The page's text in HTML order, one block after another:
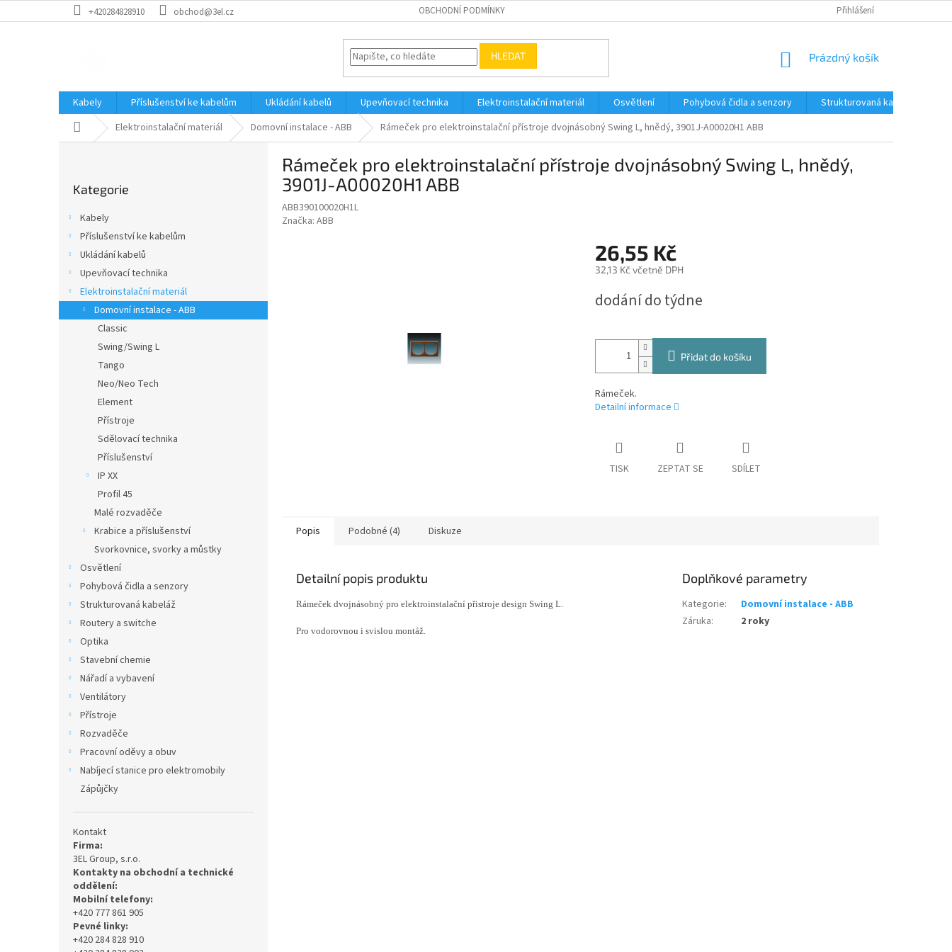
na
+420284828910 obchod@3el.cz OBCHODNÍ PODMÍNKY Přihlášení
HLEDAT
NÁKUPNÍ
Prázdný košík
Kabely Příslušenství ke kabelům Ukládání kabelů Upevňovací technika Elektroinstalační materiál Osvětlení Pohybová čidla a senzory Strukturovaná kabeláž
Domů Elektroinstalační materiál Domovní instalace - ABB Rámeček pro elektroinstalační přístroje dvojnásobný Swing L, hnědý, 3901J-A00020H1 ABB
a
n
kategorie
Kategorie
Kabely
Příslušenství ke kabelům
Ukládání kabelů
Upevňovací technika
Elektroinstalační materiál
Domovní instalace - ABB
Classic
Swing/Swing L
Tango
Neo/Neo Tech
Element
Přístroje
Sdělovací technika
Příslušenství
IP XX
Profil 45
Malé rozvaděče
Krabice a příslušenství
Svorkovnice, svorky a můstky
Osvětlení
Pohybová čidla a senzory
Strukturovaná kabeláž
Routery a switche
Optika
Stavební chemie
Nářadí a vybavení
Ventilátory
Přístroje
Rozvaděče
Pracovní oděvy a obuv
Nabíjecí stanice pro elektromobily
Zápůjčky
Kontakt
Firma:
3EL Group, s.r.o.
Kontakty na obchodní a technické
oddělení:
Mobilní telefony:
+420 777 861 905
Pevné linky:
+420 284 828 910
Rámeček pro elektroinstalační přístroje dvojnásobný Swing L, hnědý,
3901J-A00020H1 ABB
ABB390100020H1L
Značka: ABB
26,55 Kč
32,13 Kč včetně DPH
cena:
dodání do týdne
Přidat do košíku
Rámeček.
Detailní informace
TISK ZEPTAT SE SDÍLET
Popis Podobné (4) Diskuze
Detailní popis produktu
Rámeček dvojnásobný pro elektroinstalační přistroje design Swing L.
Pro vodorovnou i svislou montáž.
Doplňkové parametry
Kategorie:
Domovní instalace - ABB
Záruka: 2 roky